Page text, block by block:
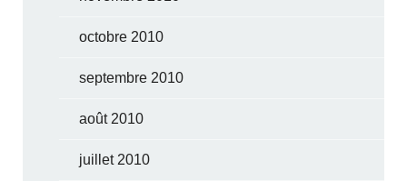
octobre 2010
septembre 2010
août 2010
juillet 2010